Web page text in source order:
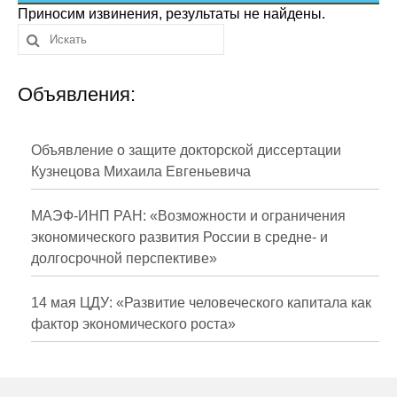
Сотрудники
Отчетность
Противодействие коррупции
Публикации
Научная жизнь
Издания
Проблемы прогнозирования
О журнале
Приносим извинения, результаты не найдены.
Объявления:
Объявление о защите докторской диссертации
Кузнецова Михаила Евгеньевича
МАЭФ-ИНП РАН: «Возможности и ограничения
экономического развития России в средне- и
долгосрочной перспективе»
14 мая ЦДУ: «Развитие человеческого капитала как
фактор экономического роста»